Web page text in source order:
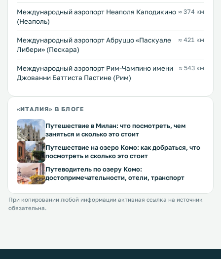
Международный аэропорт Неаполя Каподикино
(Неаполь)
≈ 374 км
Международный аэропорт Абруццо «Паскуале
Либери» (Пескара)
≈ 421 км
Международный аэропорт Рим-Чампино имени
Джованни Баттиста Пастине (Рим)
≈ 543 км
«ИТАЛИЯ» В БЛОГЕ
Путешествие в Милан: что посмотреть, чем
заняться и сколько это стоит
Путешествие на озеро Комо: как добраться, что
посмотреть и сколько это стоит
Путеводитель по озеру Комо:
достопримечательности, отели, транспорт
При копировании любой информации активная ссылка на источник
обязательна.